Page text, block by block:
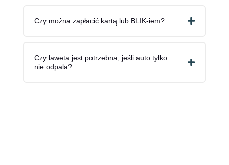
Czy można zapłacić kartą lub BLIK-iem?
Czy laweta jest potrzebna, jeśli auto tylko
nie odpala?